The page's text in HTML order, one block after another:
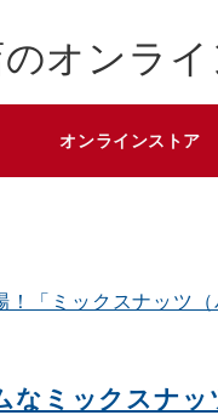
オンラ
オンラインストア
ミックスナッ